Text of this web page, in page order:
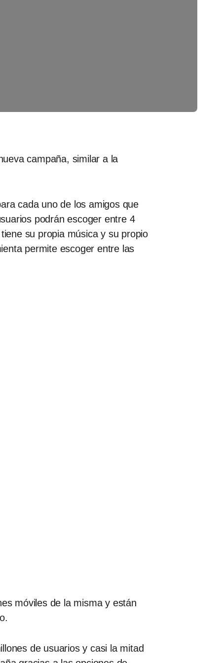
campaña, similar a la
cada uno de los amigos que
podrán escoger entre 4
tiene su propia música y su propio
permite escoger entre las
móviles de la misma y están
de usuarios y casi la mitad